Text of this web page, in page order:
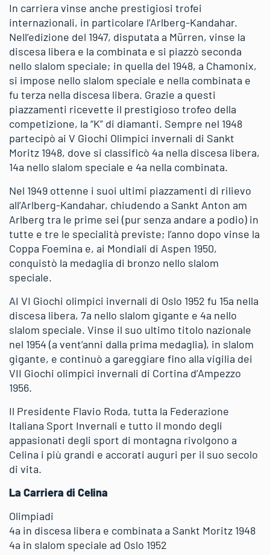
In carriera vinse anche prestigiosi trofei
internazionali, in particolare l’Arlberg-Kandahar.
Nell’edizione del 1947, disputata a Mürren, vinse la
discesa libera e la combinata e si piazzò seconda
nello slalom speciale; in quella del 1948, a Chamonix,
si impose nello slalom speciale e nella combinata e
fu terza nella discesa libera. Grazie a questi
piazzamenti ricevette il prestigioso trofeo della
competizione, la “K” di diamanti. Sempre nel 1948
partecipò ai V Giochi Olimpici invernali di Sankt
Moritz 1948, dove si classificò 4a nella discesa libera,
14a nello slalom speciale e 4a nella combinata.
Nel 1949 ottenne i suoi ultimi piazzamenti di rilievo
all’Arlberg-Kandahar, chiudendo a Sankt Anton am
Arlberg tra le prime sei (pur senza andare a podio) in
tutte e tre le specialità previste; l’anno dopo vinse la
Coppa Foemina e, ai Mondiali di Aspen 1950,
conquistò la medaglia di bronzo nello slalom
speciale.
AI VI Giochi olimpici invernali di Oslo 1952 fu 15a nella
discesa libera, 7a nello slalom gigante e 4a nello
slalom speciale. Vinse il suo ultimo titolo nazionale
nel 1954 (a vent’anni dalla prima medaglia), in slalom
gigante, e continuò a gareggiare fino alla vigilia dei
VII Giochi olimpici invernali di Cortina d’Ampezzo
1956.
Il Presidente Flavio Roda, tutta la Federazione
Italiana Sport Invernali e tutto il mondo degli
appasionati degli sport di montagna rivolgono a
Celina i più grandi e accorati auguri per il suo secolo
di vita.
La Carriera di Celina
Olimpiadi
4a in discesa libera e combinata a Sankt Moritz 1948
4a in slalom speciale ad Oslo 1952